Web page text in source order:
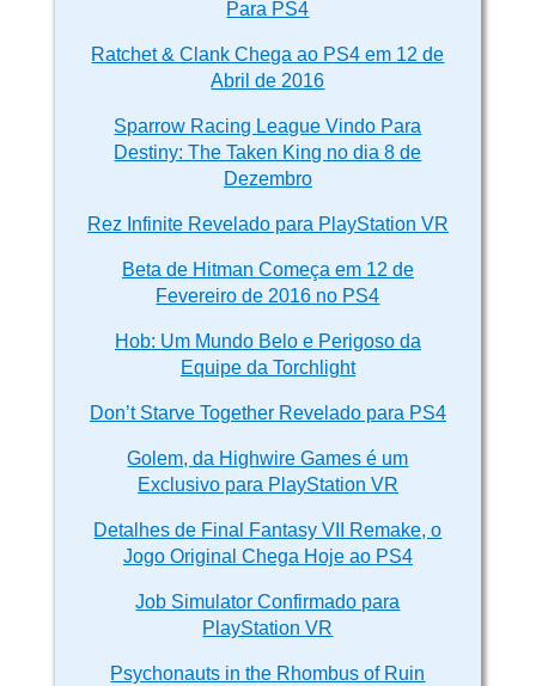
Para PS4
Ratchet & Clank Chega ao PS4 em 12 de
Abril de 2016
Sparrow Racing League Vindo Para
Destiny: The Taken King no dia 8 de
Dezembro
Rez Infinite Revelado para PlayStation VR
Beta de Hitman Começa em 12 de
Fevereiro de 2016 no PS4
Hob: Um Mundo Belo e Perigoso da
Equipe da Torchlight
Don’t Starve Together Revelado para PS4
Golem, da Highwire Games é um
Exclusivo para PlayStation VR
Detalhes de Final Fantasy VII Remake, o
Jogo Original Chega Hoje ao PS4
Job Simulator Confirmado para
PlayStation VR
Psychonauts in the Rhombus of Ruin